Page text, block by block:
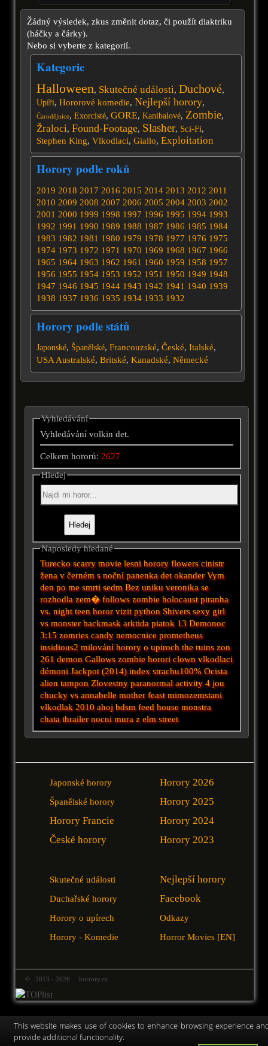
Žádný výsledek, zkus změnit dotaz, či použít diaktriku
(háčky a čárky).
Nebo si vyberte z kategorií.
Kategorie
Halloween, Skutečné události, Duchové,
Upíři, Hororové komedie, Nejlepší horory,
Čarodějnice, Exorcisté, GORE, Kanibalové, Zombie,
Žraloci, Found-Footage, Slasher, Sci-Fi,
Stephen King, Vlkodlaci, Giallo, Exploitation
Horory podle roků
2019 2018 2017 2016 2015 2014 2013 2012 2011
2010 2009 2008 2007 2006 2005 2004 2003 2002
2001 2000 1999 1998 1997 1996 1995 1994 1993
1992 1991 1990 1989 1988 1987 1986 1985 1984
1983 1982 1981 1980 1979 1978 1977 1976 1975
1974 1973 1972 1971 1970 1969 1968 1967 1966
1965 1964 1963 1962 1961 1960 1959 1958 1957
1956 1955 1954 1953 1952 1951 1950 1949 1948
1947 1946 1945 1944 1943 1942 1941 1940 1939
1938 1937 1936 1935 1934 1933 1932
Horory podle států
Japonské, Španělské, Francouzské, České, Italské,
USA Australské, Britské, Kanadské, Německé
Vyhledávání
Vyhledávání volkin det.
Celkem hororů: 2627
Hledej
Naposledy hledané
Turecko scarry movie lesni hororyflowers cinistr
žena v černém s nočnípanenka det okander Vym
den po me smrti sedm Bez uniku veronika se
rozhodla zem� follows zombie holocaust piranha
vs. night teen horor vizit python Shivers sexy girl
vs monster backmask arktida piatok 13 Demonoc
3:15 zomries candy nemocnice prometheus
insidious2 milování horory o upiroch the ruins zon
261 demon Gallows zombie horori clown vlkodlaci
démoni Jackpot (2014) index strachu100% Ocista
alien tampon Zlovestny paranormal activity 4 jou
chucky vs annabelle mother feast mimozemstani
vlkodlak 2010 ahoj bdsm feed house monstra
chata thrailer nocni mura z elm street
Japonské horory
Španělské horory
Horory Francie
České horory
Horory 2026
Horory 2025
Horory 2024
Horory 2023
Skutečné události
Duchařské horory
Horory o upírech
Horory - Komedie
Nejlepší horory
Facebook
Odkazy
Horror Movies [EN]
© 2013 - 2026 horrory.cz
This website makes use of cookies to enhance browsing experience
provide additional functionality.